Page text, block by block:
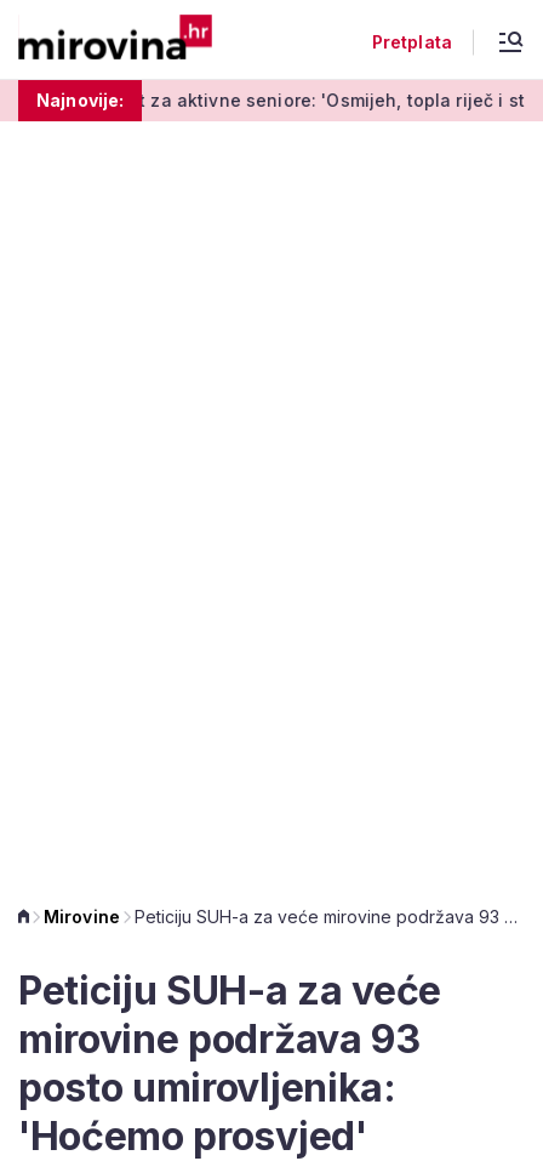
Pretplata
Najnovije:
seniore: 'Osmijeh, topla riječ i stvaranje novih
Mirovine Peticiju SUH-a za veće mirovine podržava 93 posto umirovljenika: 'Hoćemo prosvjed'
Peticiju SUH-a za veće
mirovine podržava 93
posto umirovljenika:
'Hoćemo prosvjed'